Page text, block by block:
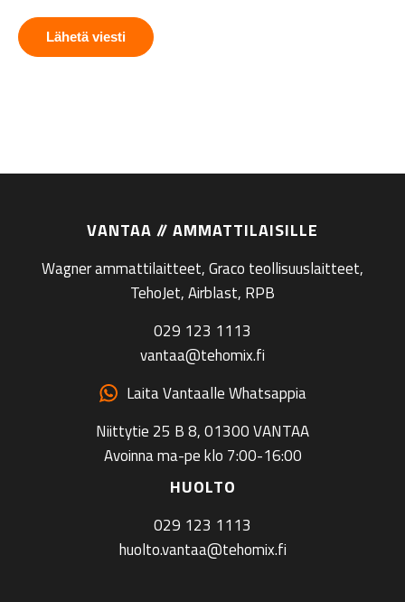
VANTAA // AMMATTILAISILLE
Wagner ammattilaitteet, Graco teollisuuslaitteet,
TehoJet, Airblast, RPB
029 123 1113
vantaa@tehomix.fi
Laita Vantaalle Whatsappia
Niittytie 25 B 8, 01300 VANTAA
Avoinna ma-pe klo 7:00-16:00
HUOLTO
029 123 1113
huolto.vantaa@tehomix.fi